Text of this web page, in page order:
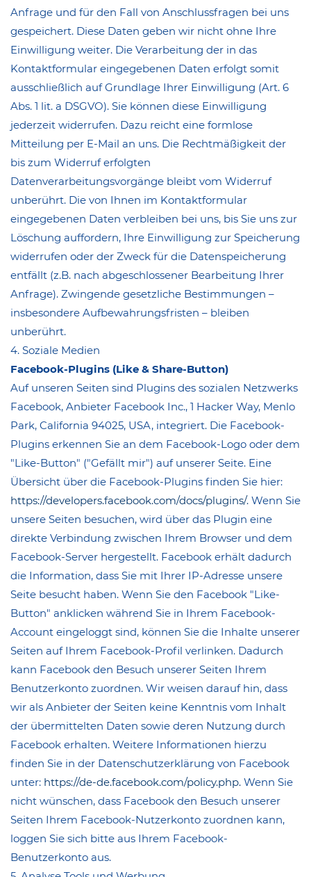
Anfrage und für den Fall von Anschlussfragen bei uns
gespeichert. Diese Daten geben wir nicht ohne Ihre
Einwilligung weiter. Die Verarbeitung der in das
Kontaktformular eingegebenen Daten erfolgt somit
ausschließlich auf Grundlage Ihrer Einwilligung (Art. 6
Abs. 1 lit. a DSGVO). Sie können diese Einwilligung
jederzeit widerrufen. Dazu reicht eine formlose
Mitteilung per E-Mail an uns. Die Rechtmäßigkeit der
bis zum Widerruf erfolgten
Datenverarbeitungsvorgänge bleibt vom Widerruf
unberührt. Die von Ihnen im Kontaktformular
eingegebenen Daten verbleiben bei uns, bis Sie uns zur
Löschung auffordern, Ihre Einwilligung zur Speicherung
widerrufen oder der Zweck für die Datenspeicherung
entfällt (z.B. nach abgeschlossener Bearbeitung Ihrer
Anfrage). Zwingende gesetzliche Bestimmungen –
insbesondere Aufbewahrungsfristen – bleiben
unberührt.
4. Soziale Medien
Facebook-Plugins (Like & Share-Button)
Auf unseren Seiten sind Plugins des sozialen Netzwerks
Facebook, Anbieter Facebook Inc., 1 Hacker Way, Menlo
Park, California 94025, USA, integriert. Die Facebook-
Plugins erkennen Sie an dem Facebook-Logo oder dem
"Like-Button" ("Gefällt mir") auf unserer Seite. Eine
Übersicht über die Facebook-Plugins finden Sie hier:
https://developers.facebook.com/docs/plugins/. Wenn Sie
unsere Seiten besuchen, wird über das Plugin eine
direkte Verbindung zwischen Ihrem Browser und dem
Facebook-Server hergestellt. Facebook erhält dadurch
die Information, dass Sie mit Ihrer IP-Adresse unsere
Seite besucht haben. Wenn Sie den Facebook "Like-
Button" anklicken während Sie in Ihrem Facebook-
Account eingeloggt sind, können Sie die Inhalte unserer
Seiten auf Ihrem Facebook-Profil verlinken. Dadurch
kann Facebook den Besuch unserer Seiten Ihrem
Benutzerkonto zuordnen. Wir weisen darauf hin, dass
wir als Anbieter der Seiten keine Kenntnis vom Inhalt
der übermittelten Daten sowie deren Nutzung durch
Facebook erhalten. Weitere Informationen hierzu
finden Sie in der Datenschutzerklärung von Facebook
unter: https://de-de.facebook.com/policy.php. Wenn Sie
nicht wünschen, dass Facebook den Besuch unserer
Seiten Ihrem Facebook-Nutzerkonto zuordnen kann,
loggen Sie sich bitte aus Ihrem Facebook-
Benutzerkonto aus.